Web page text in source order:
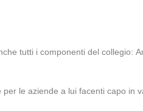
tutti i componenti del collegio:
le aziende a lui facenti capo in